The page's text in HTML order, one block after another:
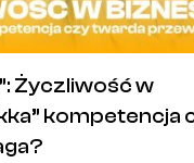
Życzliwość w
kompetencja